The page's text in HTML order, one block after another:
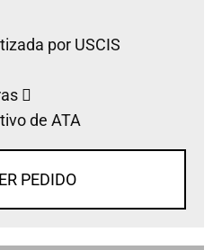
por USCIS
de ATA
PEDIDO